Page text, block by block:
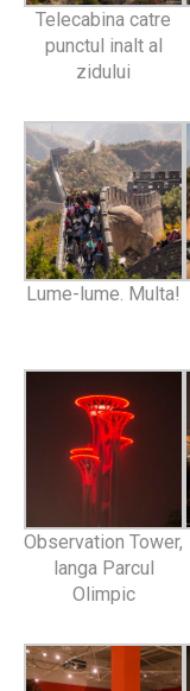
Telecabina catre
punctul inalt al
zidului
Lume-lume. Multa!
Observation Tower,
langa Parcul
Olimpic